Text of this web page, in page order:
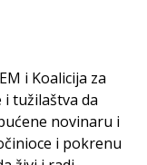
i Koalicija za
tužilaštva da
novinaru i
i pokrenu